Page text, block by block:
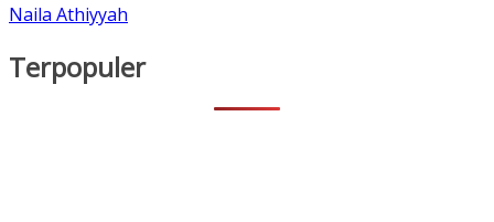
Naila Athiyyah
Terpopuler